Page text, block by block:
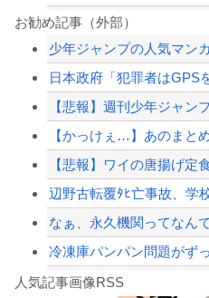
【動画】 新型のさすま
お勧め記事（外部）
【悲報】ワイの唐揚げ定
なぁ、永久機関ってなん
人気記事画像RSS